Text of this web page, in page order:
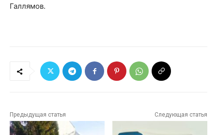
Галлямов.
Предыдущая статья Следующая статья